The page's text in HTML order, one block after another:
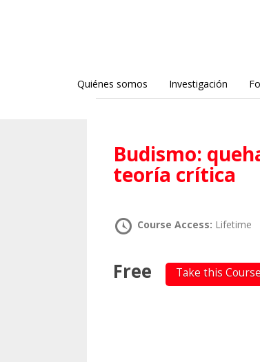
Quiénes somos Investigación
Budismo: quehacer artístico, literatura y
teoría crítica
Course Access: Lifetime
Free Take this Course